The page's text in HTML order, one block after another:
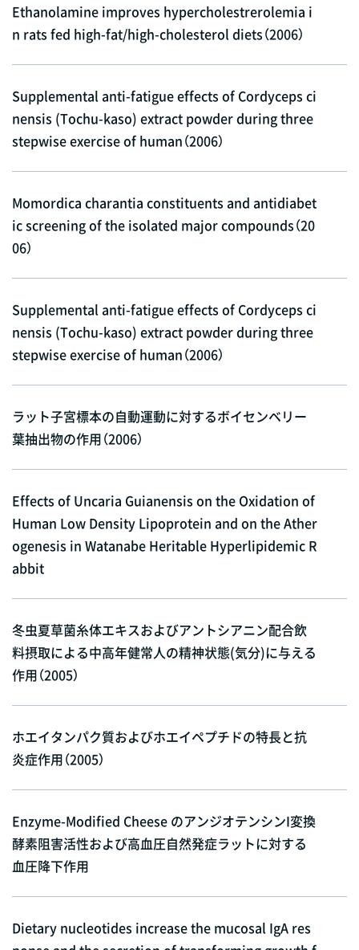
Ethanolamine improves hypercholestrerolemia i
n rats fed high-fat/high-cholesterol diets（2006）
Supplemental anti-fatigue effects of Cordyceps ci
nensis (Tochu-kaso) extract powder during three
stepwise exercise of human（2006）
Momordica charantia constituents and antidiabet
ic screening of the isolated major compounds（20
06）
Supplemental anti-fatigue effects of Cordyceps ci
nensis (Tochu-kaso) extract powder during three
stepwise exercise of human（2006）
ラット子宮標本の自動運動に対するボイセンベリー
葉抽出物の作用（2006）
Effects of Uncaria Guianensis on the Oxidation of
Human Low Density Lipoprotein and on the Ather
ogenesis in Watanabe Heritable Hyperlipidemic R
abbit
冬虫夏草菌糸体エキスおよびアントシアニン配合飲
料摂取による中高年健常人の精神状態(気分)に与える
作用（2005）
ホエイタンパク質およびホエイペプチドの特長と抗
炎症作用（2005）
Enzyme-Modified Cheese のアンジオテンシンI変換
酵素阻害活性および高血圧自然発症ラットに対する
血圧降下作用
Dietary nucleotides increase the mucosal IgA res